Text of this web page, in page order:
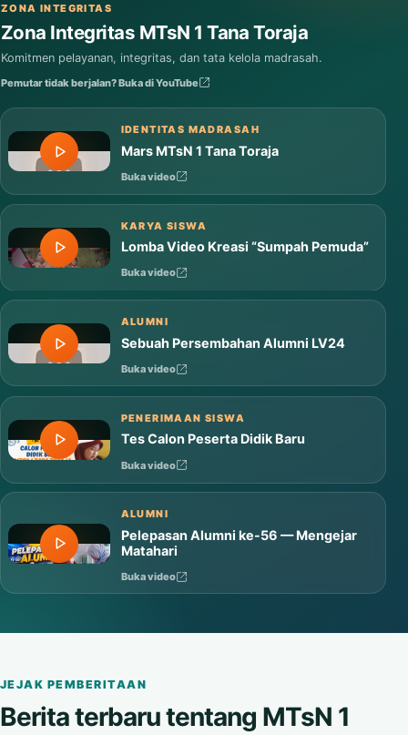
ZONA INTEGRITAS
Zona Integritas MTsN 1 Tana Toraja
Komitmen pelayanan, integritas, dan tata kelola madrasah.
Pemutar tidak berjalan? Buka di YouTube
IDENTITAS MADRASAH
Mars MTsN 1 Tana Toraja
Buka video
KARYA SISWA
Lomba Video Kreasi “Sumpah Pemuda”
Buka video
ALUMNI
Sebuah Persembahan Alumni LV24
Buka video
PENERIMAAN SISWA
Tes Calon Peserta Didik Baru
Buka video
ALUMNI
Pelepasan Alumni ke-56 — Mengejar
Matahari
Buka video
JEJAK PEMBERITAAN
Berita terbaru tentang MTsN 1